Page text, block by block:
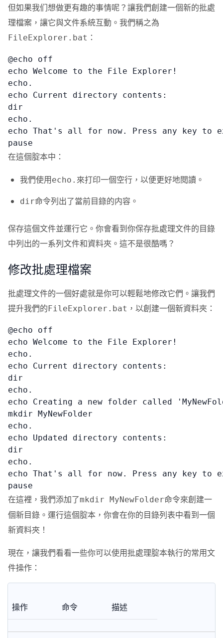
但如果我们想做更有趣的事情呢？讓我們創建一個新的批處
理檔案，讓它與文件系統互動。我們稱之為
FileExplorer.bat ：
@echo off
echo Welcome to the File Explorer!
echo.
echo Current directory contents:
dir
echo.
echo That's all for now. Press any key to
pause
在這個腚本中：
我們使用echo. 來打印一個空行，以便更好地閱讀。
dir命令列出了當前目錄的内容。
保存這個文件並運行它。你會看到你保存批處理文件的目錄
中列出的一系列文件和資料夾。這不是很酷嗎？
修改批處理檔案
批處理文件的一個好處就是你可以輕鬆地修改它們。讓我們
提升我們的FileExplorer.bat ，以創建一個新資料夾：
@echo off
echo Welcome to the File Explorer!
echo.
echo Current directory contents:
dir
echo.
echo Creating a new folder called
mkdir MyNewFolder
echo.
echo Updated directory contents:
dir
echo.
echo That's all for now. Press any key to
pause
在這裡，我們添加了mkdir MyNewFolder命令來創建一
個新目錄。運行這個腚本，你會在你的目錄列表中看到一個
新資料夾！
現在，讓我們看看一些你可以使用批處理腚本執行的常用文
件操作：
操作 命令 描述